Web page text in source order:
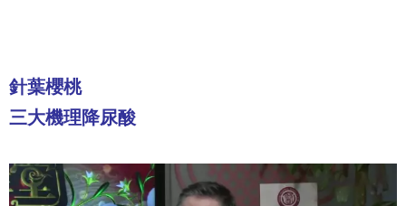
針葉櫻桃
三大機理降尿酸